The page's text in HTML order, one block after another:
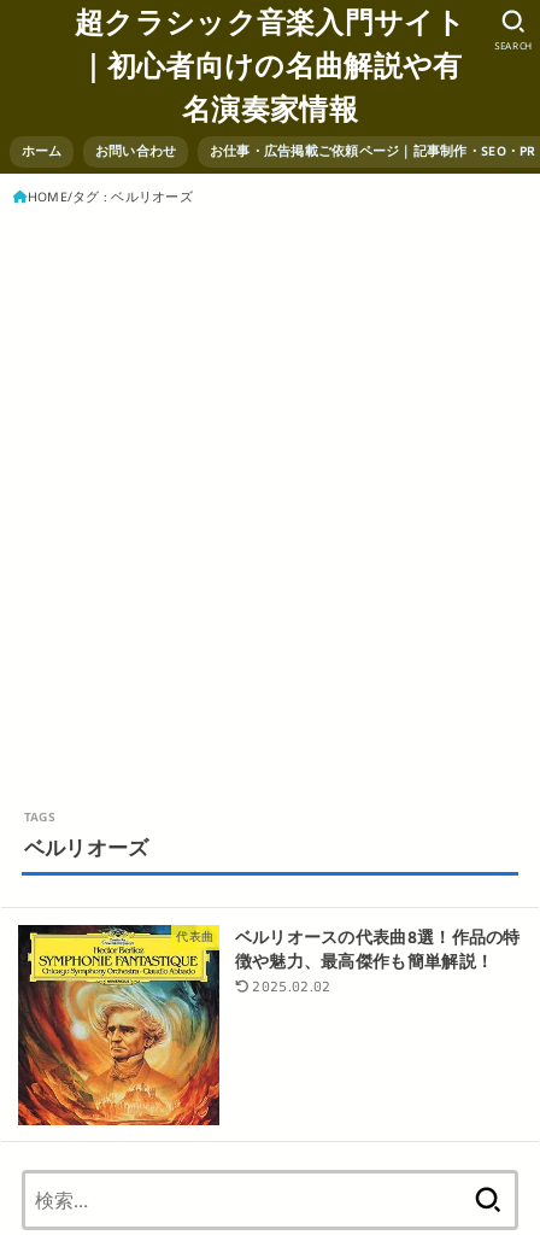
超クラシック音楽入門サイト
｜初心者向けの名曲解説や有
名演奏家情報
ホーム お問い合わせ お仕事・広告掲載ご依頼ページ｜記事制作・SEO・
SEARCH
HOME タグ : ベルリオーズ
ベルリオーズ
代表曲
ベルリオースの代表曲8選！作品の特
徴や魅力、最高傑作も簡単解説！
2025.02.02